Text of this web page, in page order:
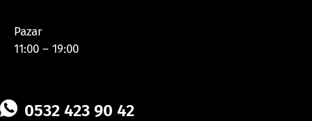
Pazar
11:00 – 19:00
0532 423 90 42